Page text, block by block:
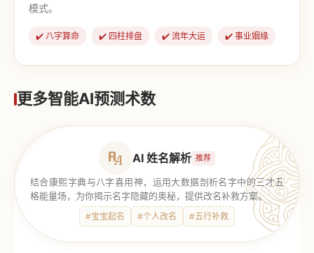
模式。
✔️ 八字算命 ✔️ 四柱排盘 ✔️ 流年大运 ✔️ 事业姻缘
更多智能AI预测术数
AI 姓名解析 推荐
结合康熙字典与八字喜用神，运用大数据剖析名字中的三才五
格能量场，为你揭示名字隐藏的奥秘，提供改名补救方案。
#宝宝起名 #个人改名 #五行补救